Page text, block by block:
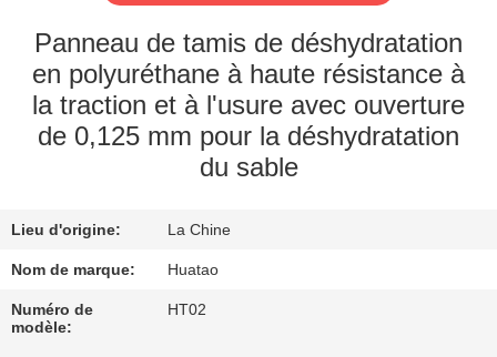
VISITE
D'USINE
CONTRÔLE
CONTACTEZ-
NOUS
Panneau de tamis de déshydratation
en polyuréthane à haute résistance à
la traction et à l'usure avec ouverture
de 0,125 mm pour la déshydratation
du sable
Lieu d'origine: La Chine
Nom de marque: Huatao
Numéro de
modèle:
HT02